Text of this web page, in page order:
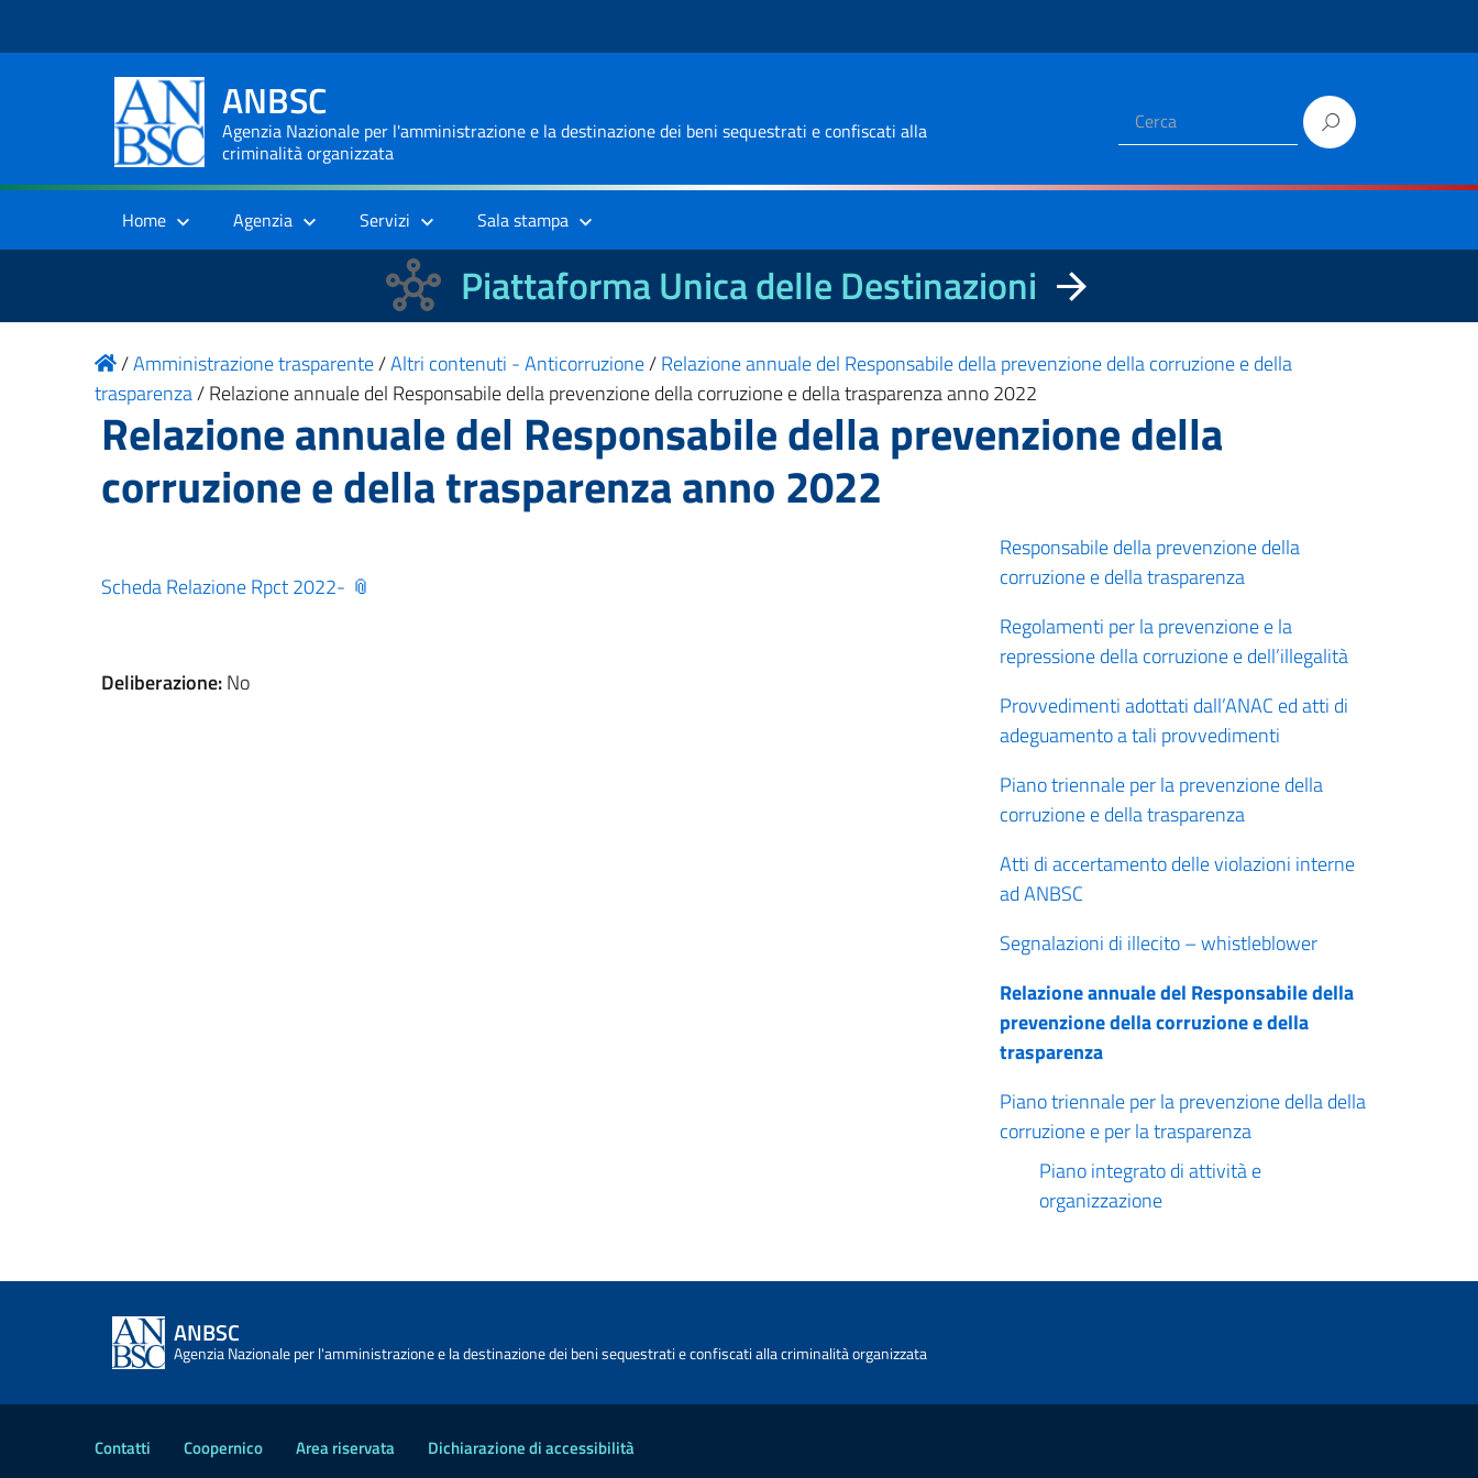
ANBSC
Agenzia Nazionale per l'amministrazione e la destinazione dei beni sequestrati e confiscati alla
criminalità organizzata
Home Agenzia Servizi Sala stampa
Piattaforma Unica delle Destinazioni
/Amministrazione trasparente/Altri contenuti - Anticorruzione/Relazione annuale del Responsabile della prevenzione della corruzione e della
trasparenza/Relazione annuale del Responsabile della prevenzione della corruzione e della trasparenza anno 2022
Relazione annuale del Responsabile della prevenzione della
corruzione e della trasparenza anno 2022
Scheda Relazione Rpct 2022-
Deliberazione:No
Responsabile della prevenzione della
corruzione e della trasparenza
Regolamenti per la prevenzione e la
repressione della corruzione e dell’illegalità
Provvedimenti adottati dall’ANAC ed atti di
adeguamento a tali provvedimenti
Piano triennale per la prevenzione della
corruzione e della trasparenza
Atti di accertamento delle violazioni interne
ad ANBSC
Segnalazioni di illecito – whistleblower
Relazione annuale del Responsabile della
prevenzione della corruzione e della
trasparenza
Piano triennale per la prevenzione della della
corruzione e per la trasparenza
Piano integrato di attività e
organizzazione
ANBSC
Agenzia Nazionale per l'amministrazione e la destinazione dei beni sequestrati e confiscati alla criminalità organizzata
Contatti Coopernico Area riservata Dichiarazione di accessibilità